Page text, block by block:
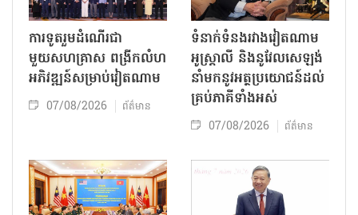
ការទូតរួមដំណើរជា
មួយសហគ្រាស ពង្រីកលំហ
អភិវឌ្ឍន៍សម្រាប់វៀតណាម
07/08/2026 ព័ត៌មាន
ទំនាក់ទំនងរវាងវៀតណាម
អូស្ត្រាលី និងនូវែលសេឡង់
នាំមកនូវអត្ថប្រយោជន៍ដល់
គ្រប់ភាគីទាំងអស់
07/08/2026 ព័ត៌មាន